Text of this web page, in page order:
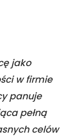
jako
w firmie
panuje
pełną
celów